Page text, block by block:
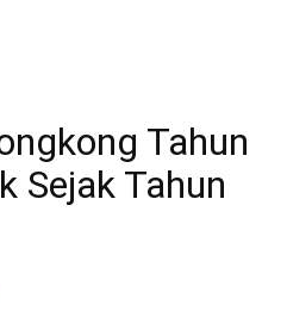
Tahun
Sejak Tahun